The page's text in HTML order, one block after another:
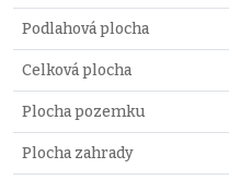
Podlahová plocha
Celková plocha
Plocha pozemku
Plocha zahrady